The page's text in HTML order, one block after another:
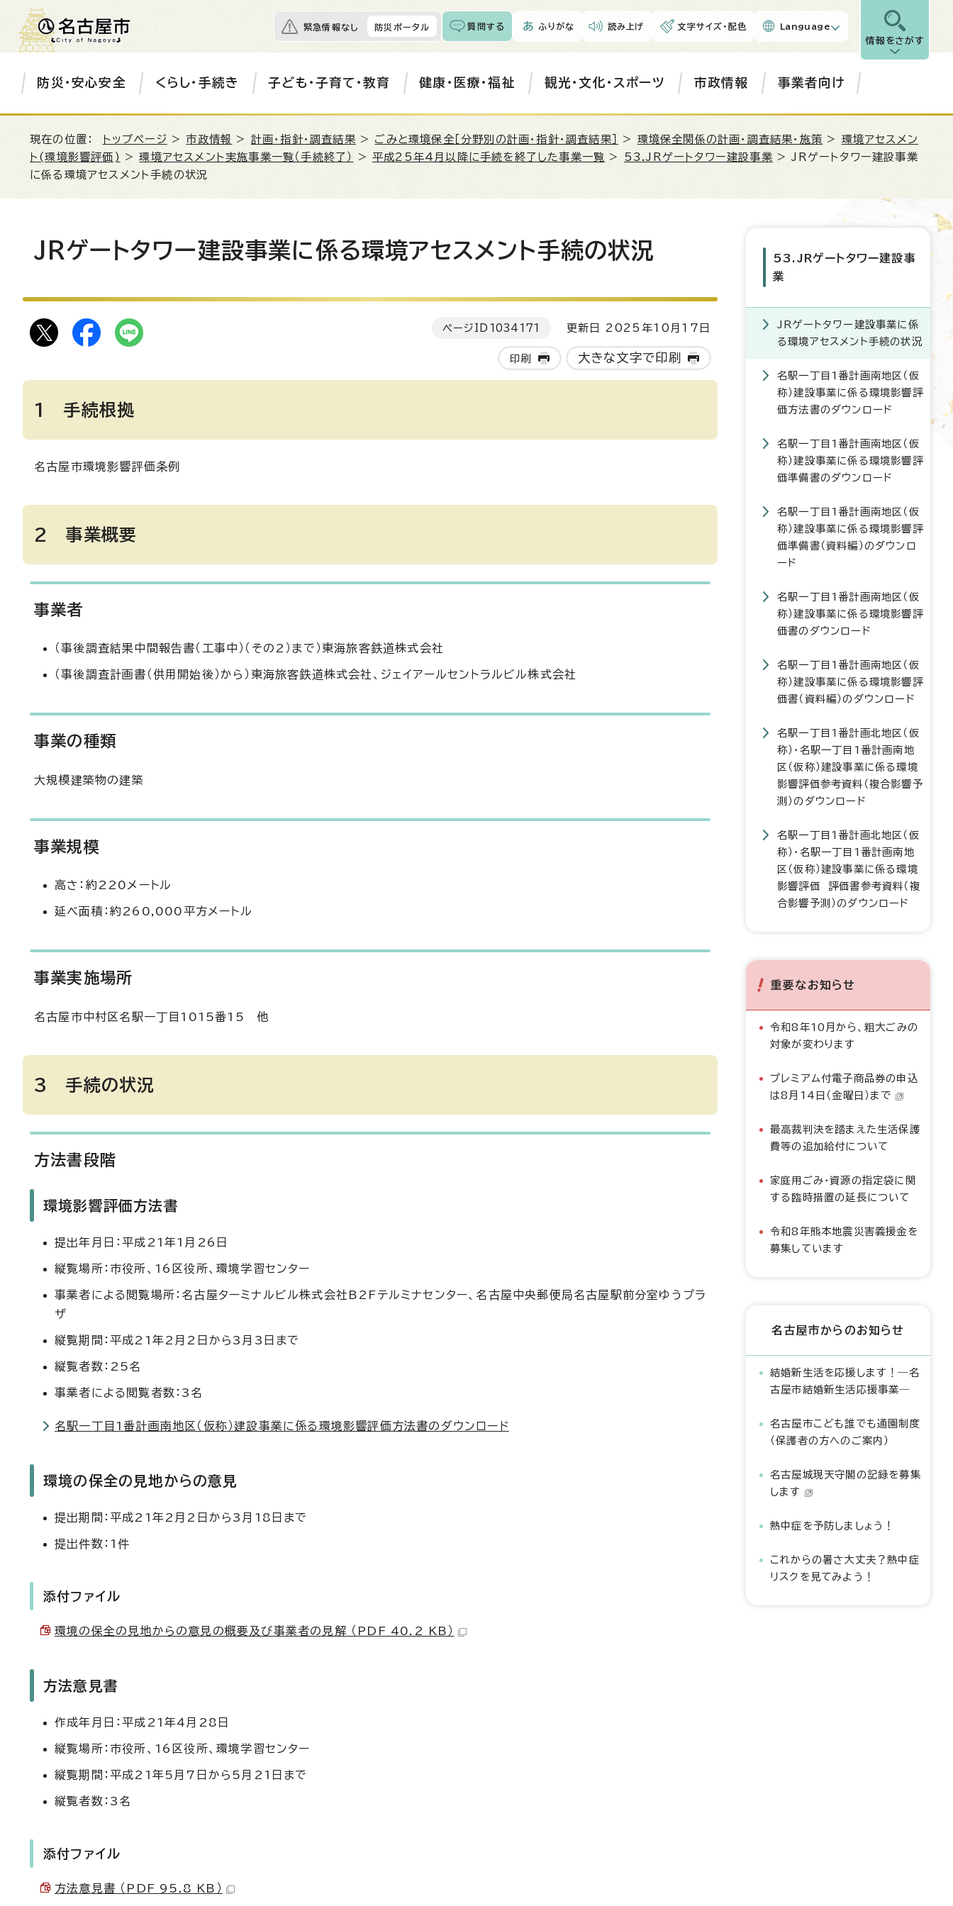
緊急情報なし 防災ポータル 質問する ふりがな 読み上げ 文字サイズ・配色 Language
情報をさがす
防災・安心安全 くらし・手続き 子ども・子育て・教育 健康・医療・福祉 観光・文化・スポーツ 市政情報 事業者向け
現在の位置： トップページ >市政情報 > 計画・指針・調査結果 > ごみと環境保全［分野別の計画・指針・調査結果］ > 環境保全関係の計画・調査結果・施策 > 環境アセスメン
ト(環境影響評価) >環境アセスメント実施事業一覧（手続終了） >平成25年4月以降に手続を終了した事業一覧 > 53.JRゲートタワー建設事業 > JRゲートタワー建設事業
に係る環境アセスメント手続の状況
JRゲートタワー建設事業に係る環境アセスメント手続の状況
ページID 1034171 更新日 2025年10月17日
印刷 大きな文字で印刷
1 手続根拠
名古屋市環境影響評価条例
2 事業概要
事業者
（事後調査結果中間報告書（工事中）（その2）まで）東海旅客鉄道株式会社
（事後調査計画書（供用開始後）から）東海旅客鉄道株式会社、ジェイアールセントラルビル株式会社
事業の種類
大規模建築物の建築
事業規模
高さ：約220メートル
延べ面積：約260,000平方メートル
事業実施場所
名古屋市中村区名駅一丁目1015番15 他
3 手続の状況
方法書段階
環境影響評価方法書
提出年月日：平成21年1月26日
縦覧場所：市役所、16区役所、環境学習センター
事業者による閲覧場所：名古屋ターミナルビル株式会社B2Fテルミナセンター、名古屋中央郵便局名古屋駅前分室ゆうプラ
ザ
縦覧期間：平成21年2月2日から3月3日まで
縦覧者数：25名
事業者による閲覧者数：3名
名駅一丁目1番計画南地区（仮称）建設事業に係る環境影響評価方法書のダウンロード
環境の保全の見地からの意見
提出期間：平成21年2月2日から3月18日まで
提出件数：1件
添付ファイル
環境の保全の見地からの意見の概要及び事業者の見解 （PDF 40.2 KB）
方法意見書
作成年月日：平成21年4月28日
縦覧場所：市役所、16区役所、環境学習センター
縦覧期間：平成21年5月7日から5月21日まで
縦覧者数：3名
添付ファイル
方法意見書 （PDF 95.8 KB）
53.JRゲートタワー建設事
業
JRゲートタワー建設事業に係
る環境アセスメント手続の状況
名駅一丁目1番計画南地区（仮
称）建設事業に係る環境影響評
価方法書のダウンロード
名駅一丁目1番計画南地区（仮
称）建設事業に係る環境影響評
価準備書のダウンロード
名駅一丁目1番計画南地区（仮
称）建設事業に係る環境影響評
価準備書（資料編）のダウンロ
ード
名駅一丁目1番計画南地区（仮
称）建設事業に係る環境影響評
価書のダウンロード
名駅一丁目1番計画南地区（仮
称）建設事業に係る環境影響評
価書（資料編）のダウンロード
名駅一丁目1番計画北地区（仮
称）・名駅一丁目1番計画南地
区（仮称）建設事業に係る環境
影響評価参考資料（複合影響予
測）のダウンロード
名駅一丁目1番計画北地区（仮
称）・名駅一丁目1番計画南地
区（仮称）建設事業に係る環境
影響評価 評価書参考資料（複
合影響予測）のダウンロード
重要なお知らせ
令和8年10月から、粗大ごみの
対象が変わります
プレミアム付電子商品券の申込
は8月14日（金曜日）まで
最高裁判決を踏まえた生活保護
費等の追加給付について
家庭用ごみ・資源の指定袋に関
する臨時措置の延長について
令和8年熊本地震災害義援金を
募集しています
名古屋市からのお知らせ
結婚新生活を応援します！―名
古屋市結婚新生活応援事業―
名古屋市こども誰でも通園制度
（保護者の方へのご案内）
名古屋城現天守閣の記録を募集
します
熱中症を予防しましょう！
これからの暑さ大丈夫？熱中症
リスクを見てみよう！